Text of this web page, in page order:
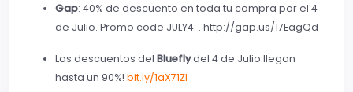
Gap: 40% de descuento en toda tu compra por el 4
de Julio. Promo code JULY4. . http://gap.us/17EagQd
Los descuentos del Blueflydel 4 de Julio llegan
hasta un 90%! bit.ly/1aX71Zl